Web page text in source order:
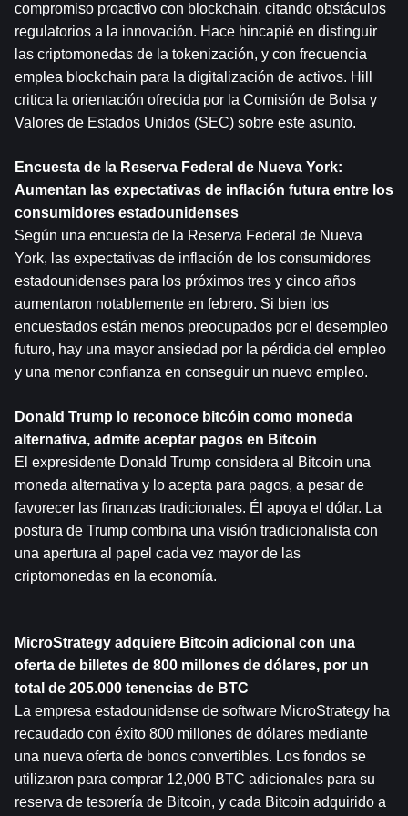
compromiso proactivo con blockchain, citando obstáculos
regulatorios a la innovación. Hace hincapié en distinguir
las criptomonedas de la tokenización, y con frecuencia
emplea blockchain para la digitalización de activos. Hill
critica la orientación ofrecida por la Comisión de Bolsa y
Valores de Estados Unidos (SEC) sobre este asunto.
Encuesta de la Reserva Federal de Nueva York:
Aumentan las expectativas de inflación futura entre los
consumidores estadounidenses
Según una encuesta de la Reserva Federal de Nueva
York, las expectativas de inflación de los consumidores
estadounidenses para los próximos tres y cinco años
aumentaron notablemente en febrero. Si bien los
encuestados están menos preocupados por el desempleo
futuro, hay una mayor ansiedad por la pérdida del empleo
y una menor confianza en conseguir un nuevo empleo.
Donald Trump lo reconoce bitcóin como moneda
alternativa, admite aceptar pagos en Bitcoin
El expresidente Donald Trump considera al Bitcoin una
moneda alternativa y lo acepta para pagos, a pesar de
favorecer las finanzas tradicionales. Él apoya el dólar. La
postura de Trump combina una visión tradicionalista con
una apertura al papel cada vez mayor de las
criptomonedas en la economía.
MicroStrategy adquiere Bitcoin adicional con una
oferta de billetes de 800 millones de dólares, por un
total de 205.000 tenencias de BTC
La empresa estadounidense de software MicroStrategy ha
recaudado con éxito 800 millones de dólares mediante
una nueva oferta de bonos convertibles. Los fondos se
utilizaron para comprar 12,000 BTC adicionales para su
reserva de tesorería de Bitcoin, y cada Bitcoin adquirido a